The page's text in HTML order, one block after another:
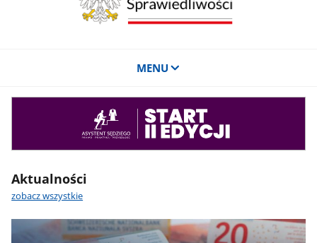
MENU
Aktualności
zobacz wszystkie